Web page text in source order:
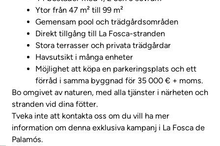
Ytor från 47 m² till 99 m²
Gemensam pool och trädgårdsområden
Direkt tillgång till La Fosca-stranden
Stora terrasser och privata trädgårdar
Havsutsikt i många enheter
Möjlighet att köpa en parkeringsplats och ett
förråd i samma byggnad för 35 000 € + moms.
Bo omgivet av naturen, med alla tjänster i närheten och
stranden vid dina fötter.
Tveka inte att kontakta oss om du vill ha mer
information om denna exklusiva kampanj i La Fosca de
Palamós.